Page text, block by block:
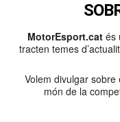
MotorEsport.cat és
tracten temes
Volem divulgar
món de la